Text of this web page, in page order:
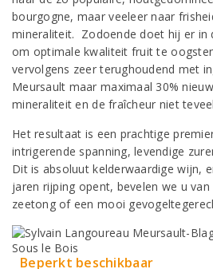
bourgogne, maar veeleer naar
mineraliteit. Zodoende doet hij er in
om optimale kwaliteit fruit te
vervolgens zeer terughoudend met
Meursault maar maximaal 30%
mineraliteit en de fraîcheur niet
Het resultaat is een prachtige
intrigerende spanning, levendige
Dit is absoluut kelderwaardige wijn,
jaren rijping opent, bevelen we u
zeetong of een mooi
Beperkt beschikbaar